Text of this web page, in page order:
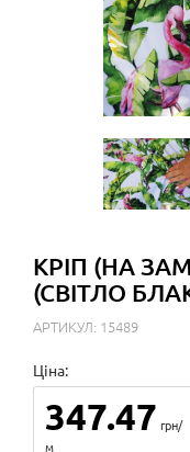
КРІП (НА
(СВІТЛО
АРТИКУЛ: 15489
Ціна:
347.47 грн/
м